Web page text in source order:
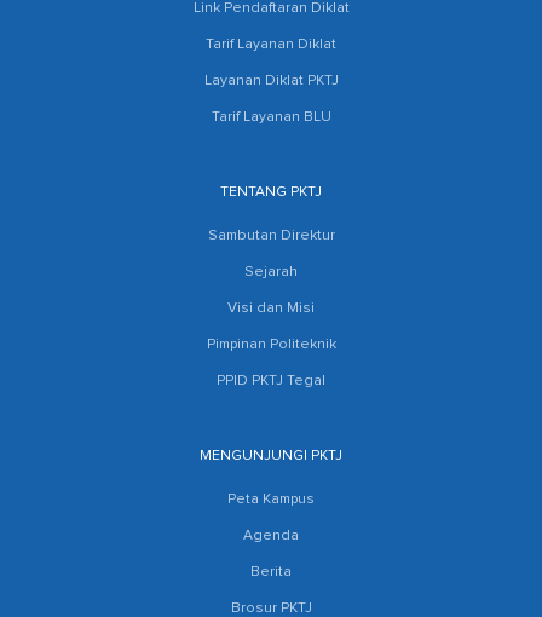
Link Pendaftaran Diklat
Tarif Layanan Diklat
Layanan Diklat PKTJ
Tarif Layanan BLU
TENTANG PKTJ
Sambutan Direktur
Sejarah
Visi dan Misi
Pimpinan Politeknik
PPID PKTJ Tegal
MENGUNJUNGI PKTJ
Peta Kampus
Agenda
Berita
Brosur PKTJ